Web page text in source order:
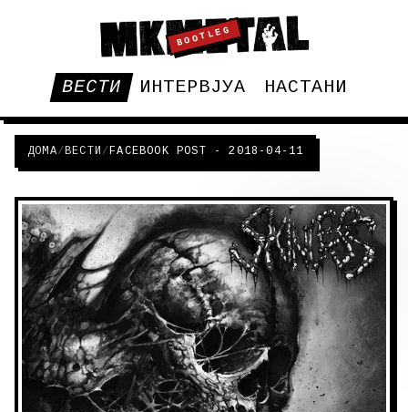
BOOTLEG
ВЕСТИ ИНТЕРВЈУА НАСТАНИ
ДОМА/ВЕСТИ /FACEBOOK POST - 2018-04-11